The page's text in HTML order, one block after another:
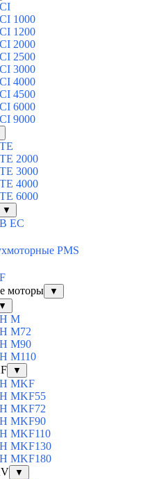
1000
1200
2000
2500
3000
4000
4500
6000
9000
2000
3000
4000
6000
▼
EC
PMS
моторы
▼
▼
M
M72
M90
M110
▼
MKF
MKF55
MKF72
MKF90
MKF110
MKF130
MKF180
▼